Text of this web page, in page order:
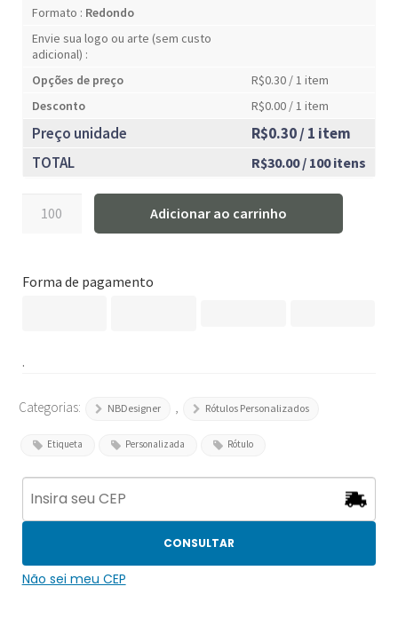
Formato : Redondo
Envie sua logo ou arte (sem custo
adicional) :
Opções de preço
R$0.30/ 1 item
Desconto
R$0.00/ 1 item
Preço unidade R$0.30/ 1 item
TOTAL
R$30.00/ 100 itens
personalizado
RTQUA-
Adicionar ao carrinho
Forma de pagamento
.
Categorias: NBDesigner , Rótulos Personalizados
Etiqueta Personalizada Rótulo
CONSULTAR
Não sei meu CEP